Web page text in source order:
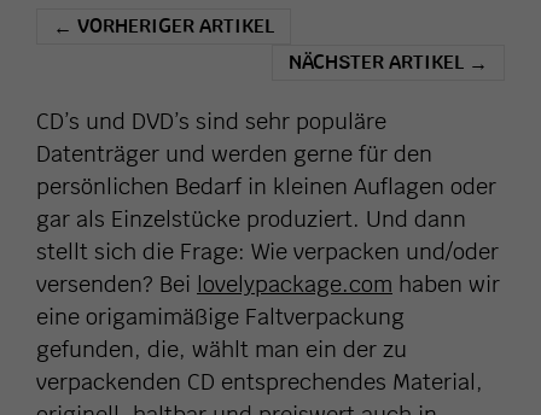
← VORHERIGER ARTIKEL
NÄCHSTER ARTIKEL →
CD’s und DVD’s sind sehr populäre
Datenträger und werden gerne für den
persönlichen Bedarf in kleinen Auflagen oder
gar als Einzelstücke produziert. Und dann
stellt sich die Frage: Wie verpacken und/oder
versenden? Bei lovelypackage.com haben wir
eine origamimäßige Faltverpackung
gefunden, die, wählt man ein der zu
verpackenden CD entsprechendes Material,